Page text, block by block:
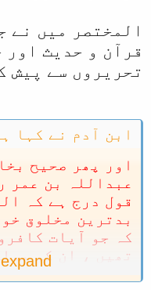
المختصر میں نے
قرآن و حدیث
تحریروں سے پیش
ابن آدم نے کہا
اور پھر صحیح
عبداللہ بن عمر
قول درج ہے کہ
بدترین مخلوق
کہ جو آیات
تھیں ، ان کو